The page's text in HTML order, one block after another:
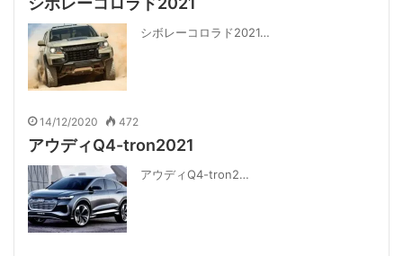
シボレーコロラド2021…
14/12/2020 472
アウディQ4-tron2021
アウディQ4-tron2…